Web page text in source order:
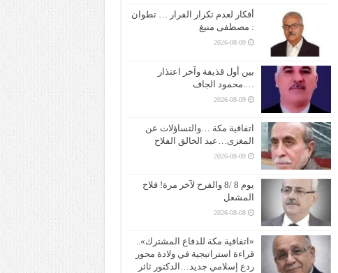
أفكار لعدم تكرار الفرار … تطوان
: مصطفى منيغ
2026-08-09
بين أول قذيفة وآخر اعتذار
….محمود الجاف
2026-08-09
اتفاقية مكة …والتساؤلات عن
المغزى…عبد الخالق الفلاح
2026-08-09
يوم 8 /8 والفرح لآخر مرة! فلاح
المشعل
2026-08-08
«اتفاقية مكة للدفاع المشترك»..
قراءة استراتيجية في ولادة محور
ردع إسلامي جديد…الدكتور ثائر